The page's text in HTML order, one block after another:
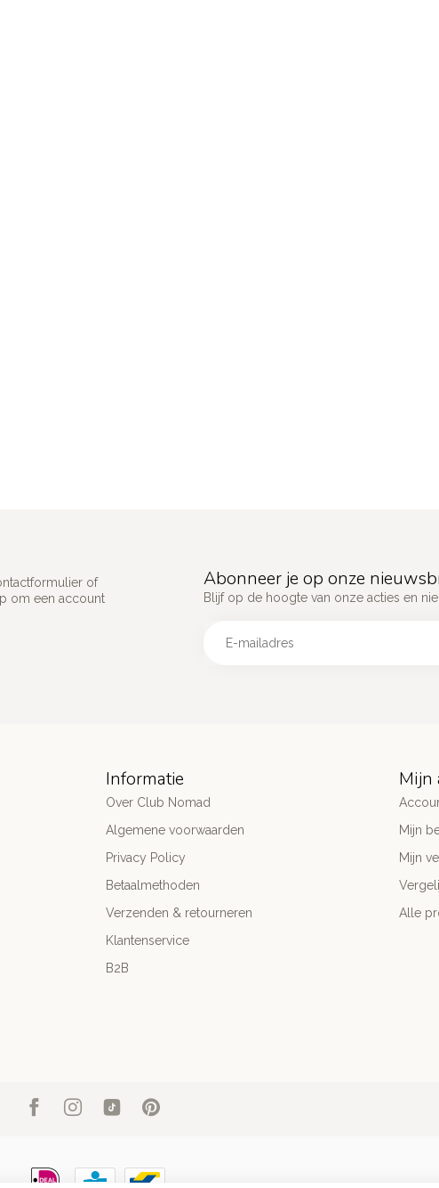
of
om een account
Abonneer je op onze
Blijf op de hoogte van onze acties en
Informatie
Over Club Nomad
Algemene voorwaarden
Privacy Policy
Betaalmethoden
Verzenden & retourneren
Klantenservice
B2B
Mijn
Mijn
Mijn
Alle